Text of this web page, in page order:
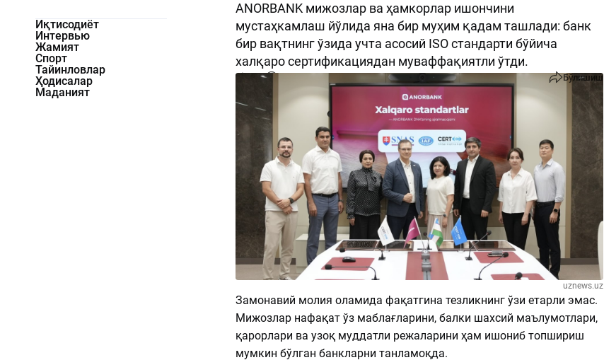
Иқтисодиёт
Интервью
Жамият
Спорт
Тайинловлар
Ҳодисалар
Маданият
ANORBANK мижозлар ва ҳамкорлар ишончини
мустаҳкамлаш йўлида яна бир муҳим қадам ташлади: банк
бир вақтнинг ўзида учта асосий ISO стандарти бўйича
халқаро сертификациядан муваффақиятли ўтди.
219 Бўлишиш
uznews.uz
Замонавий молия оламида фақатгина тезликнинг ўзи етарли эмас.
Мижозлар нафақат ўз маблағларини, балки шахсий маълумотлари,
қарорлари ва узоқ муддатли режаларини ҳам ишониб топшириш
мумкин бўлган банкларни танламоқда.